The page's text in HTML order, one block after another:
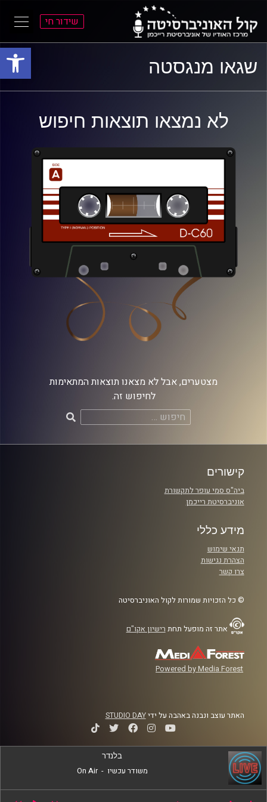
פתח
התפריט
הראשי
התוכן
הראשי
שידור חי
שגאו מנגסטה
לא נמצאו תוצאות חיפוש
מצטערים, אבל לא מצאנו תוצאות המתאימות
לחיפוש זה.
חיפוש:
קישורים
ביה"ס סמי עופר לתקשורת
אוניברסיטת רייכמן
מידע כללי
תנאי שימוש
הצהרת נגישות
צרו קשר
© כל הזכויות שמורות לקול האוניברסיטה
אתר זה מופעל תחת רישיון אקו"ם
Powered by Media Forest
האתר עוצב ונבנה באהבה על ידיSTUDIO DAY
בלנדר
משודר עכשיו -
On Air